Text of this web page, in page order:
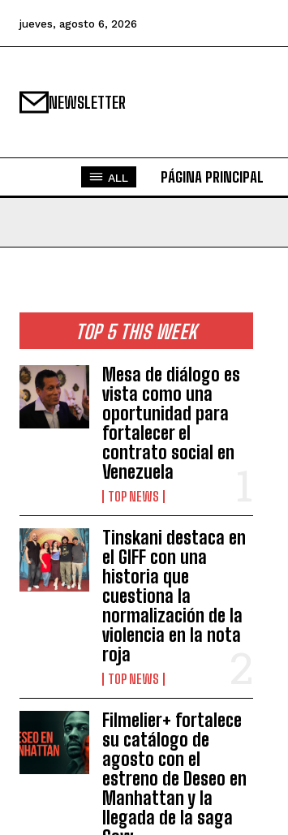
jueves, agosto 6, 2026
NEWSLETTER
ALL PÁGINA PRINCIPAL
TOP 5 THIS WEEK
Mesa de diálogo es
vista como una
oportunidad para
fortalecer el
contrato social en
Venezuela
TOP NEWS
Tinskani destaca en
el GIFF con una
historia que
cuestiona la
normalización de la
violencia en la nota
roja
TOP NEWS
Filmelier+ fortalece
su catálogo de
agosto con el
estreno de Deseo en
Manhattan y la
llegada de la saga